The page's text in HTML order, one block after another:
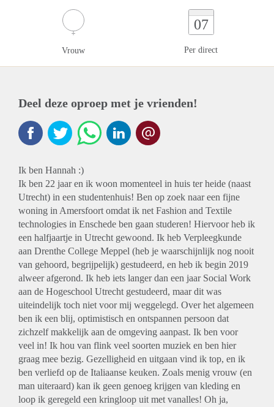
Vrouw
07
Per direct
Deel deze oproep met je vrienden!
Ik ben Hannah :)
Ik ben 22 jaar en ik woon momenteel in huis ter heide (naast
Utrecht) in een studentenhuis! Ben op zoek naar een fijne
woning in Amersfoort omdat ik net Fashion and Textile
technologies in Enschede ben gaan studeren! Hiervoor heb ik
een halfjaartje in Utrecht gewoond. Ik heb Verpleegkunde
aan Drenthe College Meppel (heb je waarschijnlijk nog nooit
van gehoord, begrijpelijk) gestudeerd, en heb ik begin 2019
alweer afgerond. Ik heb iets langer dan een jaar Social Work
aan de Hogeschool Utrecht gestudeerd, maar dit was
uiteindelijk toch niet voor mij weggelegd. Over het algemeen
ben ik een blij, optimistisch en ontspannen persoon dat
zichzelf makkelijk aan de omgeving aanpast. Ik ben voor
veel in! Ik hou van flink veel soorten muziek en ben hier
graag mee bezig. Gezelligheid en uitgaan vind ik top, en ik
ben verliefd op de Italiaanse keuken. Zoals menig vrouw (en
man uiteraard) kan ik geen genoeg krijgen van kleding en
loop ik geregeld een kringloop uit met vanalles! Oh ja,